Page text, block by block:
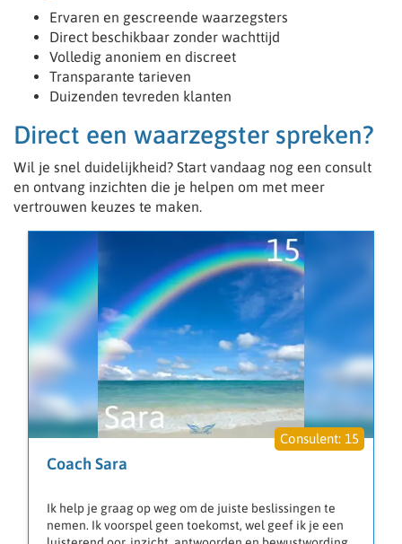
Ervaren en gescreende waarzegsters
Direct beschikbaar zonder wachttijd
Volledig anoniem en discreet
Transparante tarieven
Duizenden tevreden klanten
Direct een waarzegster spreken?
Wil je snel duidelijkheid? Start vandaag nog een consult
en ontvang inzichten die je helpen om met meer
vertrouwen keuzes te maken.
15
Coach Sara
Ik help je graag op weg om de juiste beslissingen te
nemen. Ik voorspel geen toekomst, wel geef ik je een